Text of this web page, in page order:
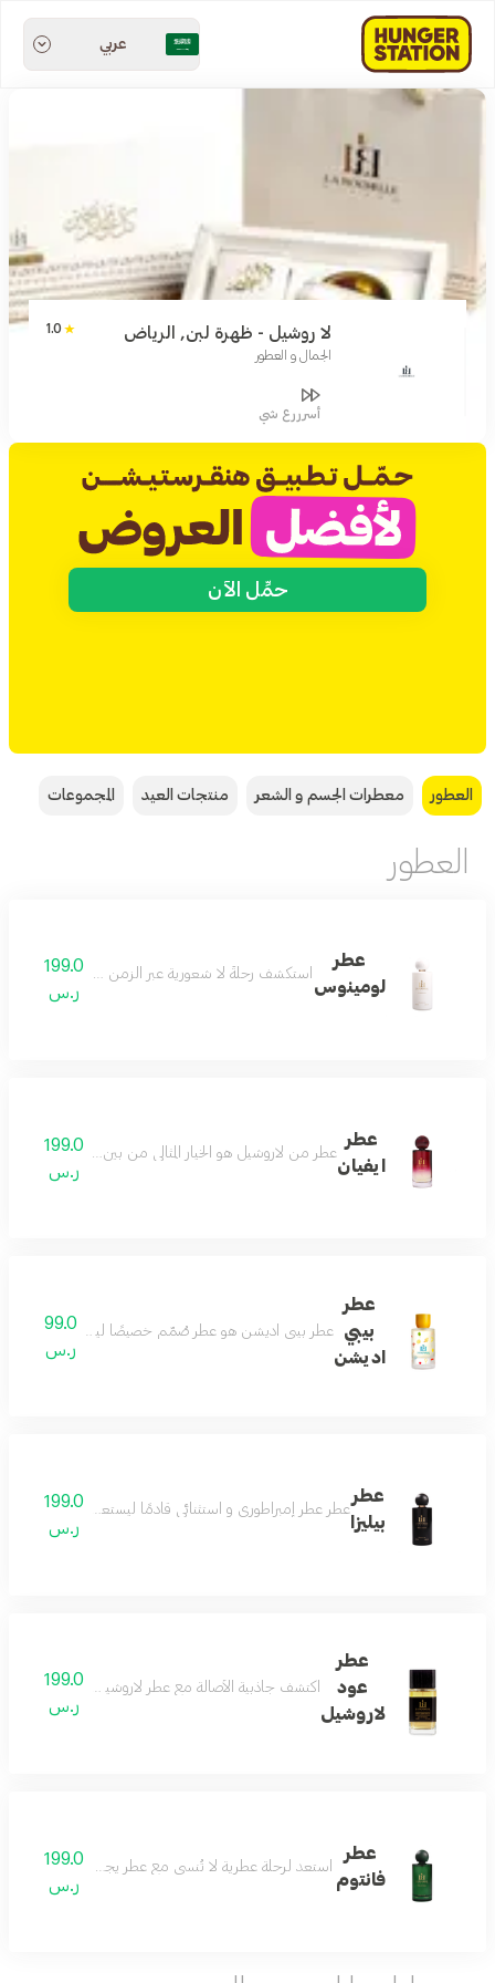
عربي
لا روشيل - ظهرة لبن, الرياض
الجمال و العطور
1.0
أسرررع شي
حمِّل الآن
العطور معطرات الجسم و الشعر منتجات العيد المجموعات
العطور
عطر
لومينوس
استكشف رحلةٌ لا شعورية عبر الزمن لإعادة اكتشاف
199.0
ر.س
عطر
ايفيان
عطر من لاروشيل هو الخيار المثالي من بين العطور لمن
199.0
ر.س
عطر
بيبي
اديشن
عطر بيبي اديشن هو عطر صُمّم خصيصًا ليضفي لمسة من النعومة
99.0
ر.س
عطر
بيليزا
عطر عطر إمبراطوري و استثنائي قادمًا ليستعيد المجد ويخطف
199.0
ر.س
عطر
عود
لاروشيل
اكتشف جاذبية الأصالة مع عطر لاروشيل العطر الذي يجسد
199.0
ر.س
عطر
فانتوم
استعد لرحلة عطرية لا تُنسى مع عطر يجمع بين فخامة
199.0
ر.س